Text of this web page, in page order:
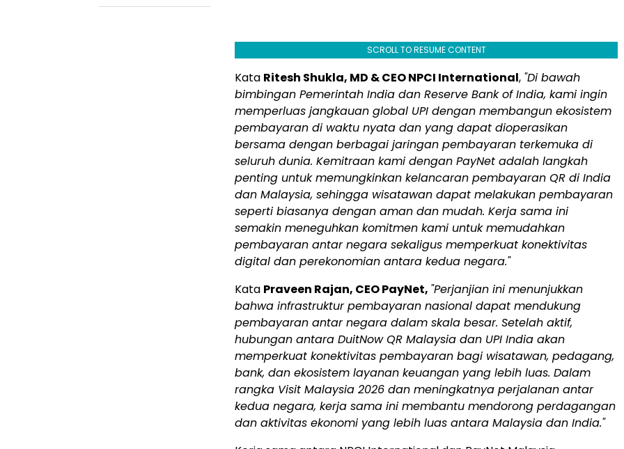
SCROLL TO RESUME CONTENT
Kata Ritesh Shukla, MD & CEO NPCI International, "Di bawah
bimbingan Pemerintah India dan Reserve Bank of India, kami ingin
memperluas jangkauan global UPI dengan membangun ekosistem
pembayaran di waktu nyata dan yang dapat dioperasikan
bersama dengan berbagai jaringan pembayaran terkemuka di
seluruh dunia. Kemitraan kami dengan PayNet adalah langkah
penting untuk memungkinkan kelancaran pembayaran QR di India
dan Malaysia, sehingga wisatawan dapat melakukan pembayaran
seperti biasanya dengan aman dan mudah. Kerja sama ini
semakin meneguhkan komitmen kami untuk memudahkan
pembayaran antar negara sekaligus memperkuat konektivitas
digital dan perekonomian antara kedua negara."
Kata Praveen Rajan, CEO PayNet, "Perjanjian ini menunjukkan
bahwa infrastruktur pembayaran nasional dapat mendukung
pembayaran antar negara dalam skala besar. Setelah aktif,
hubungan antara DuitNow QR Malaysia dan UPI India akan
memperkuat konektivitas pembayaran bagi wisatawan, pedagang,
bank, dan ekosistem layanan keuangan yang lebih luas. Dalam
rangka Visit Malaysia 2026 dan meningkatnya perjalanan antar
kedua negara, kerja sama ini membantu mendorong perdagangan
dan aktivitas ekonomi yang lebih luas antara Malaysia dan India."